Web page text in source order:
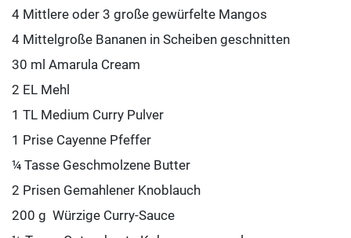
4 Mittlere oder 3 große gewürfelte Mangos
4 Mittelgroße Bananen in Scheiben geschnitten
30 ml Amarula Cream
2 EL Mehl
1 TL Medium Curry Pulver
1 Prise Cayenne Pfeffer
¼ Tasse Geschmolzene Butter
2 Prisen Gemahlener Knoblauch
200 g Würzige Curry-Sauce